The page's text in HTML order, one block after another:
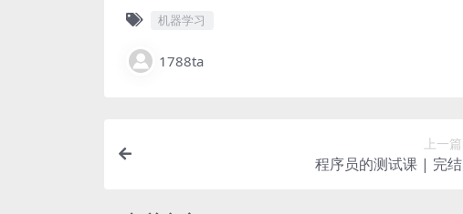
机器学习
1788ta
上一篇
程序员的测试课 | 完结